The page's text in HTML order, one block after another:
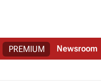
PREMIUM Newsroom